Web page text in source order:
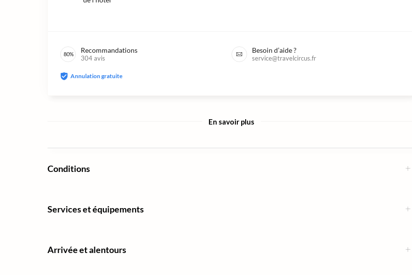
80% Recommandations
304avis
Besoin d’aide ?
service@travelcircus.fr
Annulation gratuite
En savoir plus
Conditions
Services et équipements
Arrivée et alentours